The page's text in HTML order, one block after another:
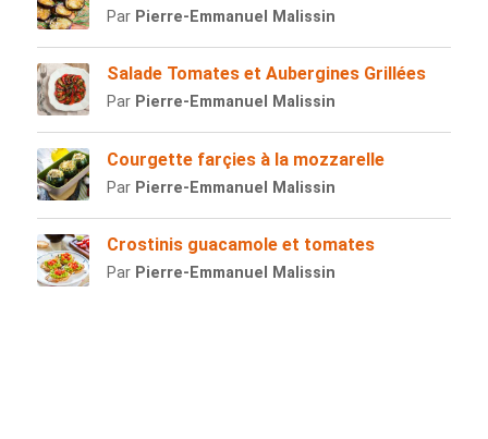
Par Pierre-Emmanuel Malissin
Salade Tomates et Aubergines Grillées
Par Pierre-Emmanuel Malissin
Courgette farçies à la mozzarelle
Par Pierre-Emmanuel Malissin
Crostinis guacamole et tomates
Par Pierre-Emmanuel Malissin